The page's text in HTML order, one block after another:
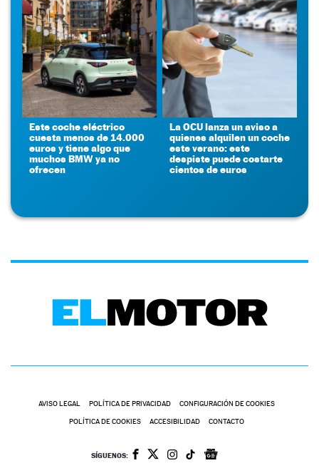
Este coche eléctrico
cuesta menos de 14.000
euros y tiene algo que
muchos BMW ya no
ofrecen
La OCU lanza un aviso a
quienes alquilen un coche
este verano: este
despiste puede costarte
cientos de euros
AVISO LEGAL POLÍTICA DE PRIVACIDAD CONFIGURACIÓN DE COOKIES
POLÍTICA DE COOKIES ACCESIBILIDAD CONTACTO
SÍGUENOS: